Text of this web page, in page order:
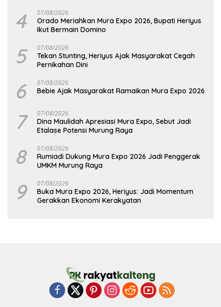
4 07/08/2026
Orado Meriahkan Mura Expo 2026, Bupati Heriyus
Ikut Bermain Domino
5 07/08/2026
Tekan Stunting, Heriyus Ajak Masyarakat Cegah
Pernikahan Dini
6 07/08/2026
Bebie Ajak Masyarakat Ramaikan Mura Expo 2026
7 07/08/2026
Dina Maulidah Apresiasi Mura Expo, Sebut Jadi
Etalase Potensi Murung Raya
8 07/08/2026
Rumiadi Dukung Mura Expo 2026 Jadi Penggerak
UMKM Murung Raya
9 07/08/2026
Buka Mura Expo 2026, Heriyus: Jadi Momentum
Gerakkan Ekonomi Kerakyatan